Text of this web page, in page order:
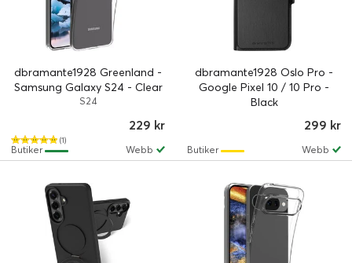
dbramante1928 Greenland -
Samsung Galaxy S24 - Clear
S24
(1)
229 kr
Webb
Butiker
dbramante1928 Oslo Pro -
Google Pixel 10 / 10 Pro -
Black
299 kr
Webb
Butiker